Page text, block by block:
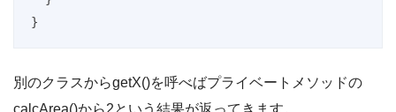
}
別のクラスからgetX()を呼べばプライベートメソッドの